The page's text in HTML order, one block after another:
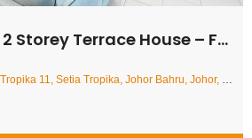
Terrace House – FOR RENT
11, Setia Tropika, Johor Bahru, Johor, Malaysia